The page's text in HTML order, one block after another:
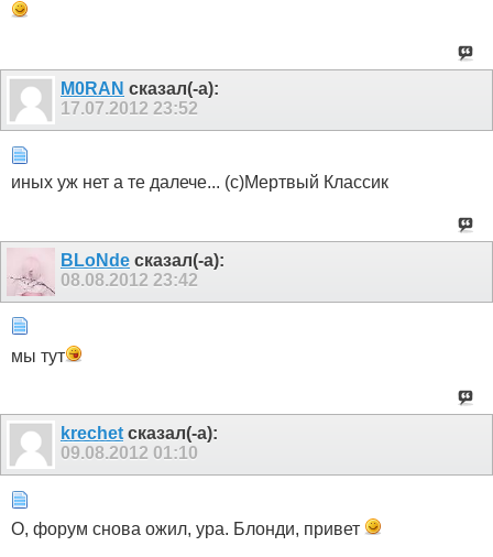
M0RAN сказал(-а):
17.07.2012 23:52
иных уж нет а те далече... (с)Мертвый Классик
BLoNde сказал(-а):
08.08.2012 23:42
мы тут
krechet сказал(-а):
09.08.2012 01:10
О, форум снова ожил, ура. Блонди, привет